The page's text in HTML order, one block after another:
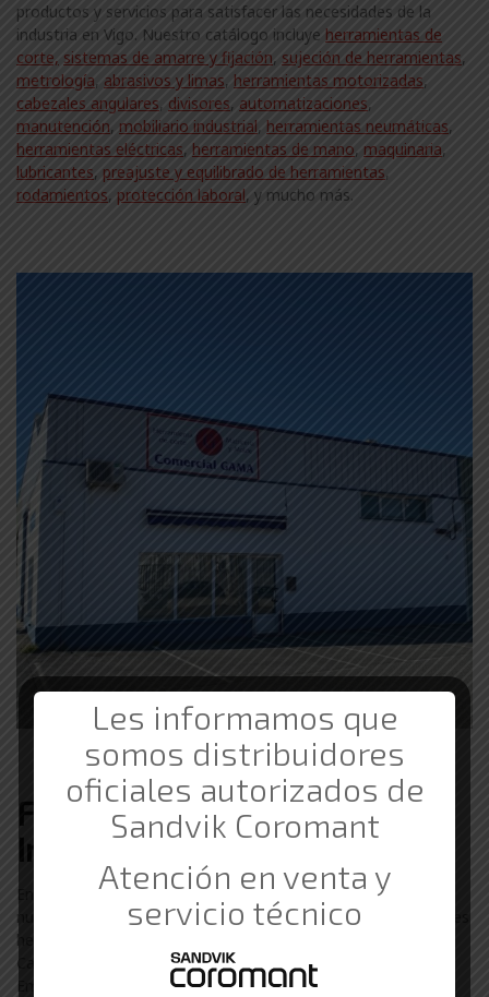
productos y servicios para satisfacer las necesidades de la
industria en Vigo. Nuestro catálogo incluye herramientas de
corte, sistemas de amarre y fijación, sujeción de herramientas,
metrología, abrasivos y limas, herramientas motorizadas,
cabezales angulares, divisores, automatizaciones,
manutención, mobiliario industrial, herramientas neumáticas,
herramientas eléctricas, herramientas de mano, maquinaria,
lubricantes, preajuste y equilibrado de herramientas,
rodamientos, protección laboral, y mucho más.
Ferretería de Suministros
Industriales Barata en Vigo
En Comercial Gama trabajamos con clientes de Vigo. Durante
nuestros 20 años de experiencia en los Suministros Industriales
hemos trabajado con empresas de Pontevedra, Redondela,
Cangas, Moaña, Marín, Tui…
Empresas de Porriño, Lalín, Ponteareas, O Grove, A Guarda
Les informamos que
somos distribuidores
oficiales autorizados de
Sandvik Coromant
Atención en venta y
servicio técnico